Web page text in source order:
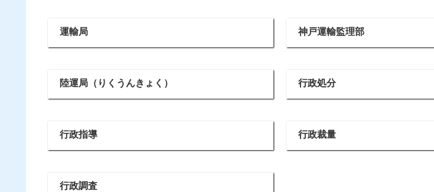
運輸局 神戸運輸監理部
陸運局（りくうんきょく） 行政処分
行政指導 行政裁量
行政調査